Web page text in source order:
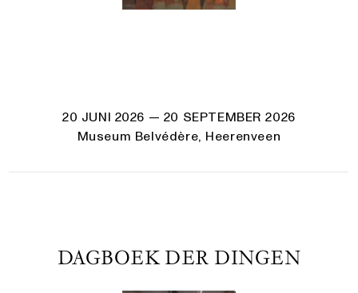
20 JUNI 2026 — 20 SEPTEMBER 2026
Museum Belvédère, Heerenveen
DAGBOEK DER DINGEN